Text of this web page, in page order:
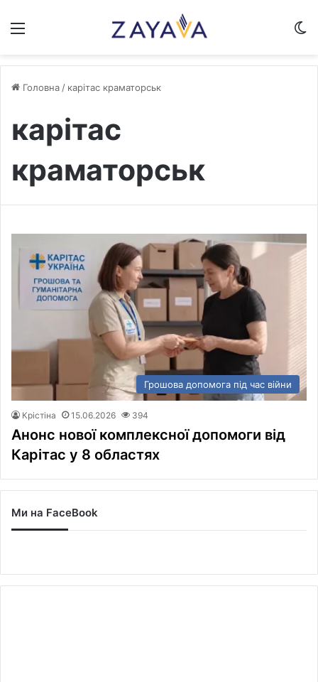
Головна / карітас краматорськ
карітас
краматорськ
Грошова допомога під час війни
Крістіна 15.06.2026 394
Анонс нової комплексної допомоги від
Карітас у 8 областях
Ми на FaceBook